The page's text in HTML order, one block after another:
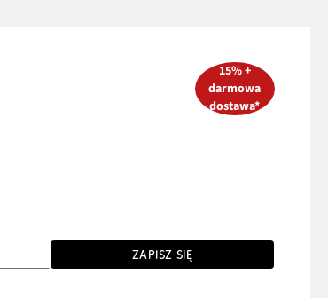
15% +
darmowa
dostawa*
ZAPISZ SIĘ